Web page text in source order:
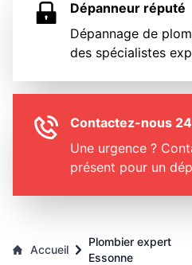
Dépanneur réputé
Dépannage de
des spécialistes
Contactez-nous
Une urgence ?
présent pour un
Accueil
Plombier expert
Essonne